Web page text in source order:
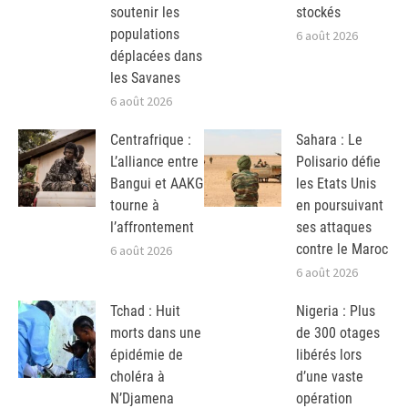
soutenir les
populations
déplacées dans
les Savanes
6 août 2026
stockés
6 août 2026
Centrafrique :
L’alliance entre
Bangui et AAKG
tourne à
l’affrontement
6 août 2026
Sahara : Le
Polisario défie
les Etats Unis
en poursuivant
ses attaques
contre le Maroc
6 août 2026
Tchad : Huit
morts dans une
épidémie de
choléra à
N’Djamena
Nigeria : Plus
de 300 otages
libérés lors
d’une vaste
opération